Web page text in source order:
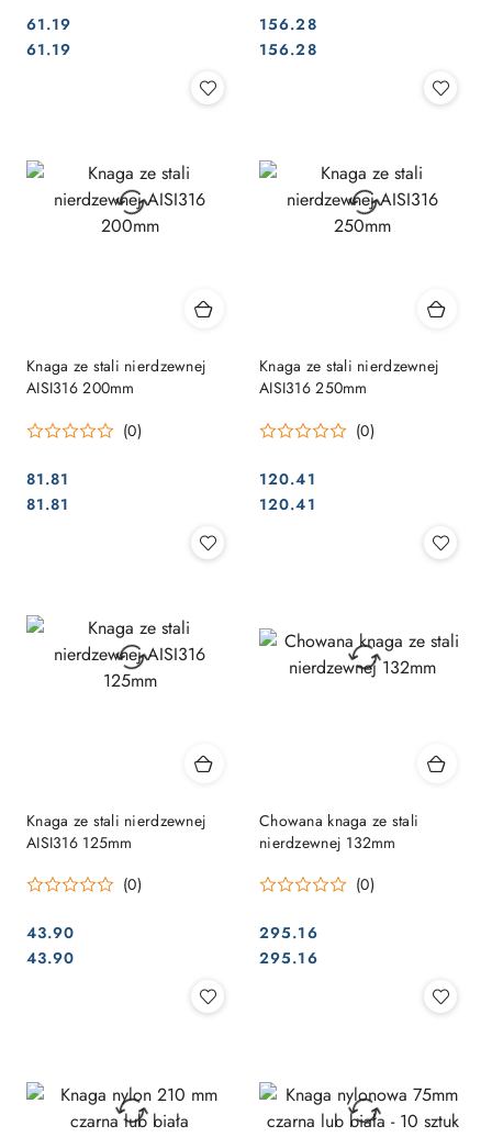
Cena:
61.19
Cena:
61.19 Cena:
156.28
Cena:
156.28
Knaga ze stali nierdzewnej
AISI316 200mm
(0)
Cena:
81.81
Cena:
81.81
Knaga ze stali nierdzewnej
AISI316 250mm
(0)
Cena:
120.41
Cena:
120.41
Knaga ze stali nierdzewnej
AISI316 125mm
(0)
Cena:
43.90
Cena:
43.90
Chowana knaga ze stali
nierdzewnej 132mm
(0)
Cena:
295.16
Cena:
295.16